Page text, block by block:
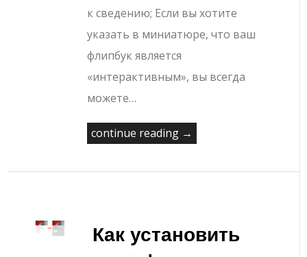
к сведению; Если вы хотите
указать в миниатюре, что ваш
флипбук является
«интерактивным», вы всегда
можете…
continue reading →
Как установить